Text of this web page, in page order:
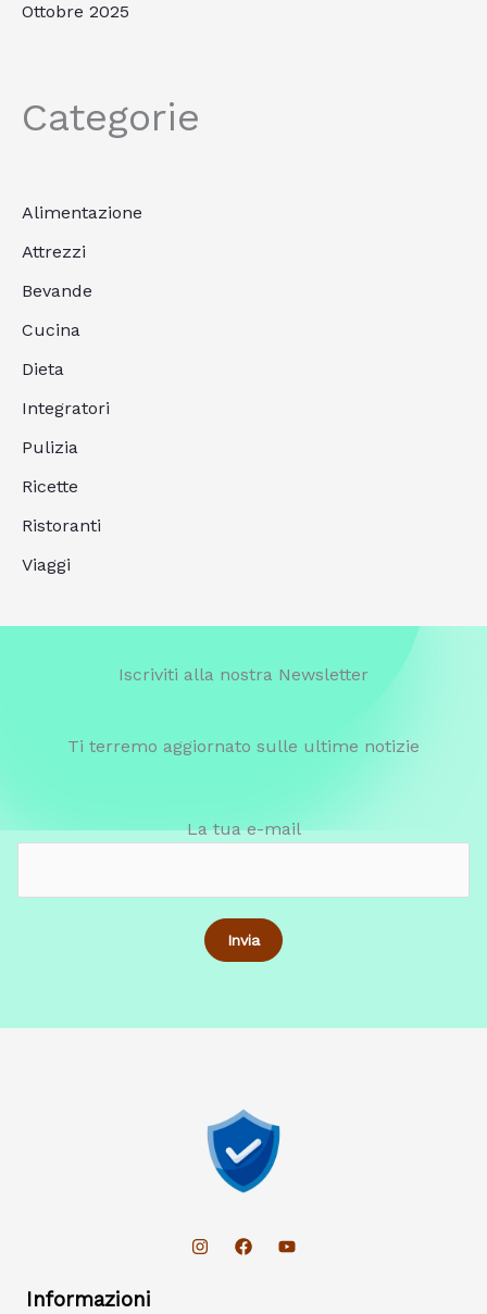
Ottobre 2025
Categorie
Alimentazione
Attrezzi
Bevande
Cucina
Dieta
Integratori
Pulizia
Ricette
Ristoranti
Viaggi
Iscriviti alla nostra Newsletter
Ti terremo aggiornato sulle ultime notizie
La tua e-mail
Informazioni